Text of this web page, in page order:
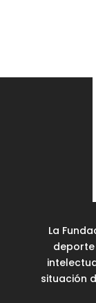
La
situación